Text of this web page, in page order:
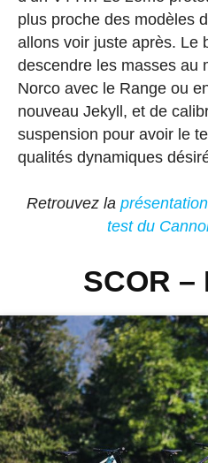
plus proche des modèles
allons voir juste après. Le
descendre les masses au
Norco avec le Range ou
nouveau Jekyll, et de
suspension pour avoir le
qualités dynamiques
Retrouvez la
test du
SCOR –